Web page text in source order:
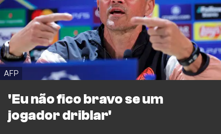
AFP
'Eu não fico bravo se um
jogador driblar'